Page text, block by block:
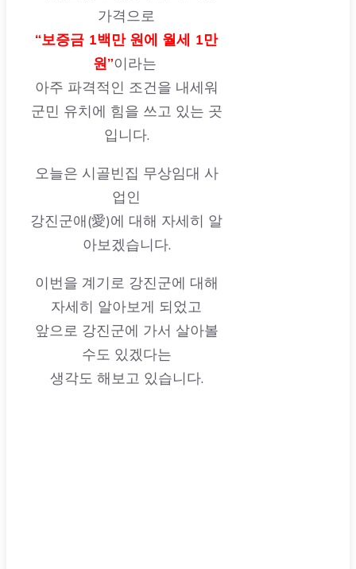
원”이라는
아주 파격적인 조건을 내세워
군민 유치에 힘을 쓰고 있는 곳
입니다.
오늘은 시골빈집 무상임대 사
강진군애(愛)에 대해 자세히 알
아보겠습니다.
이번을 계기로 강진군에 대해
앞으로 강진군에 가서 살아볼
수도 있겠다는
생각도 해보고 있습니다.